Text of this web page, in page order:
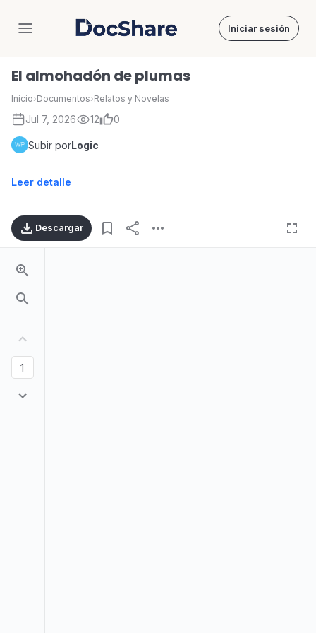
DocShare Iniciar sesión
El almohadón de plumas
Inicio›Documentos›Relatos y Novelas
Jul 7, 2026 12 0
Subir porLogic
Leer detalle
Descargar